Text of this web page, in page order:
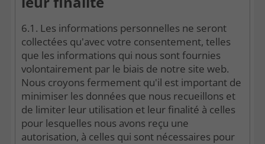
6.1. Les informations personnelles ne seront
collectées qu'avec votre consentement, telles
que les informations qui nous sont fournies
volontairement par le biais de notre site web.
Nous croyons fermement qu'il est important de
minimiser les données que nous recueillons et
de limiter leur utilisation et leur finalité à celles
pour lesquelles nous avons reçu une
autorisation, à celles qui sont nécessaires pour